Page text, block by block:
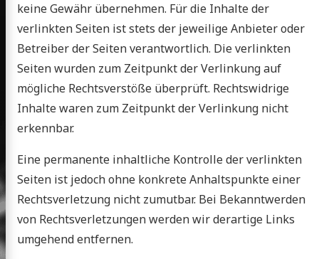
keine Gewähr übernehmen. Für die Inhalte der
verlinkten Seiten ist stets der jeweilige Anbieter oder
Betreiber der Seiten verantwortlich. Die verlinkten
Seiten wurden zum Zeitpunkt der Verlinkung auf
mögliche Rechtsverstöße überprüft. Rechtswidrige
Inhalte waren zum Zeitpunkt der Verlinkung nicht
erkennbar.
Eine permanente inhaltliche Kontrolle der verlinkten
Seiten ist jedoch ohne konkrete Anhaltspunkte einer
Rechtsverletzung nicht zumutbar. Bei Bekanntwerden
von Rechtsverletzungen werden wir derartige Links
umgehend entfernen.
TwitterGitHub